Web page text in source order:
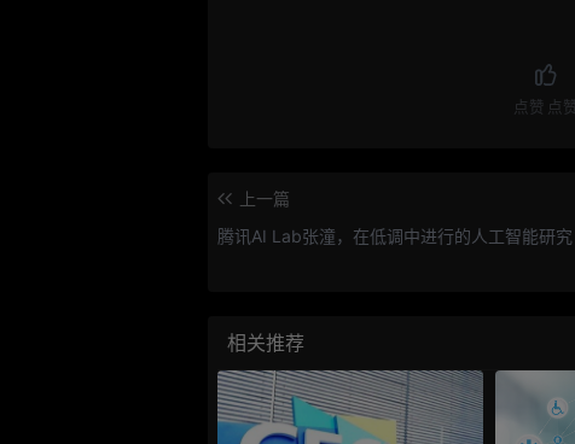
点赞 点赞
上一篇
腾讯AI Lab张潼，在低调中进行的人工智能研究
相关推荐